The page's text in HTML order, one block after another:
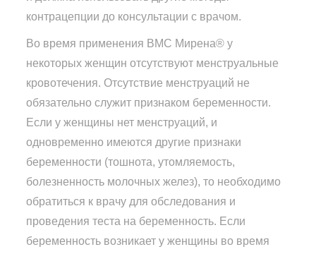
контрацепции до консультации с врачом.
Во время применения ВМС Мирена® у
некоторых женщин отсутствуют менструальные
кровотечения. Отсутствие менструаций не
обязательно служит признаком беременности.
Если у женщины нет менструаций, и
одновременно имеются другие признаки
беременности (тошнота, утомляемость,
болезненность молочных желез), то необходимо
обратиться к врачу для обследования и
проведения теста на беременность. Если
беременность возникает у женщины во время